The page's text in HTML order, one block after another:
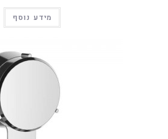
מידע נוסף